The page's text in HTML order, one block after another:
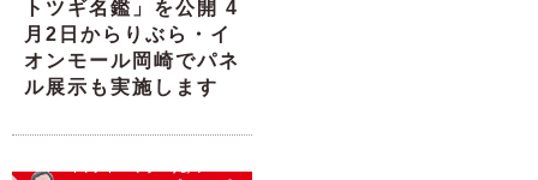
トツギ名鑑」を公開 4
月2日からりぶら・イ
オンモール岡崎でパネ
ル展示も実施します